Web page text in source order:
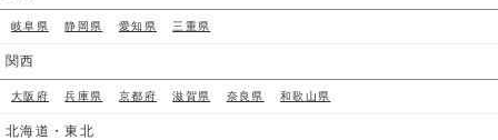
岐阜県 静岡県 愛知県 三重県
関西
大阪府 兵庫県 京都府 滋賀県 奈良県 和歌山県
北海道・東北